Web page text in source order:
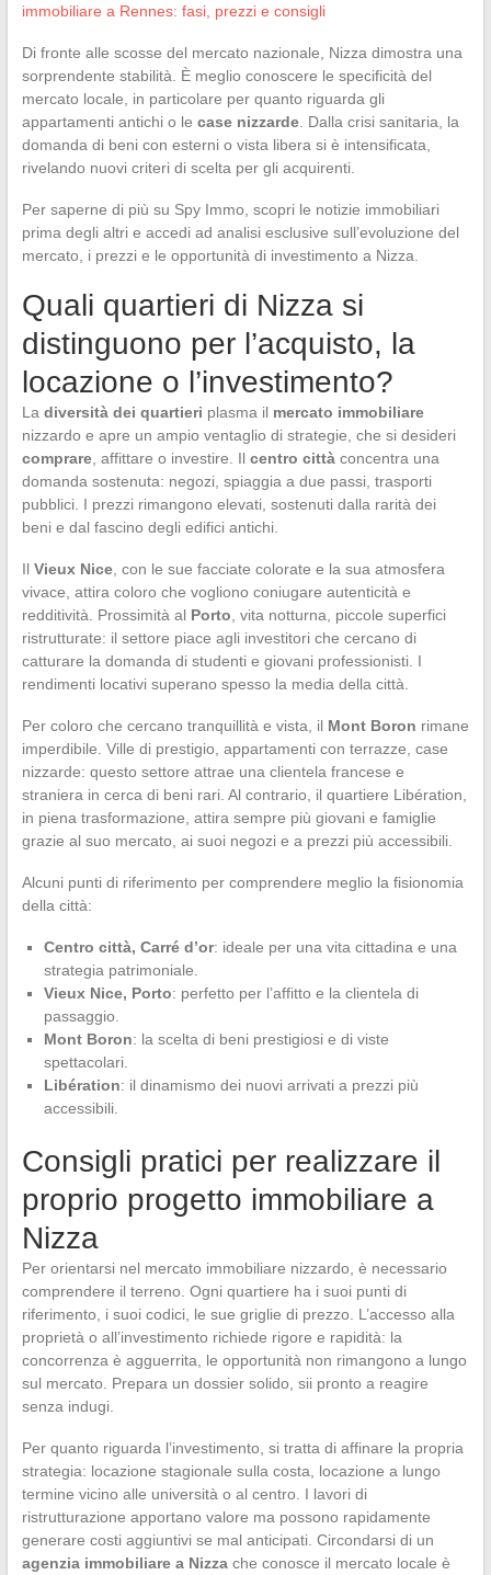
immobiliare a Rennes: fasi, prezzi e consigli
Di fronte alle scosse del mercato nazionale, Nizza dimostra una
sorprendente stabilità. È meglio conoscere le specificità del
mercato locale, in particolare per quanto riguarda gli
appartamenti antichi o le case nizzarde. Dalla crisi sanitaria, la
domanda di beni con esterni o vista libera si è intensificata,
rivelando nuovi criteri di scelta per gli acquirenti.
Per saperne di più su Spy Immo, scopri le notizie immobiliari
prima degli altri e accedi ad analisi esclusive sull’evoluzione del
mercato, i prezzi e le opportunità di investimento a Nizza.
Quali quartieri di Nizza si
distinguono per l’acquisto, la
locazione o l’investimento?
La diversità dei quartieri plasma il mercato immobiliare
nizzardo e apre un ampio ventaglio di strategie, che si desideri
comprare, affittare o investire. Il centro cittàconcentra una
domanda sostenuta: negozi, spiaggia a due passi, trasporti
pubblici. I prezzi rimangono elevati, sostenuti dalla rarità dei
beni e dal fascino degli edifici antichi.
Il Vieux Nice, con le sue facciate colorate e la sua atmosfera
vivace, attira coloro che vogliono coniugare autenticità e
redditività. Prossimità al Porto , vita notturna, piccole superfici
ristrutturate: il settore piace agli investitori che cercano di
catturare la domanda di studenti e giovani professionisti. I
rendimenti locativi superano spesso la media della città.
Per coloro che cercano tranquillità e vista, il Mont Boron rimane
imperdibile. Ville di prestigio, appartamenti con terrazze, case
nizzarde: questo settore attrae una clientela francese e
straniera in cerca di beni rari. Al contrario, il quartiere Libération,
in piena trasformazione, attira sempre più giovani e famiglie
grazie al suo mercato, ai suoi negozi e a prezzi più accessibili.
Alcuni punti di riferimento per comprendere meglio la fisionomia
della città:
Centro città, Carré d’or: ideale per una vita cittadina e una
strategia patrimoniale.
Vieux Nice, Porto: perfetto per l’affitto e la clientela di
passaggio.
Mont Boron: la scelta di beni prestigiosi e di viste
spettacolari.
Libération: il dinamismo dei nuovi arrivati a prezzi più
accessibili.
Consigli pratici per realizzare il
proprio progetto immobiliare a
Nizza
Per orientarsi nel mercato immobiliare nizzardo, è necessario
comprendere il terreno. Ogni quartiere ha i suoi punti di
riferimento, i suoi codici, le sue griglie di prezzo. L’accesso alla
proprietà o all’investimento richiede rigore e rapidità: la
concorrenza è agguerrita, le opportunità non rimangono a lungo
sul mercato. Prepara un dossier solido, sii pronto a reagire
senza indugi.
Per quanto riguarda l’investimento, si tratta di affinare la propria
strategia: locazione stagionale sulla costa, locazione a lungo
termine vicino alle università o al centro. I lavori di
ristrutturazione apportano valore ma possono rapidamente
generare costi aggiuntivi se mal anticipati. Circondarsi di un
agenzia immobiliare a Nizzache conosce il mercato locale è